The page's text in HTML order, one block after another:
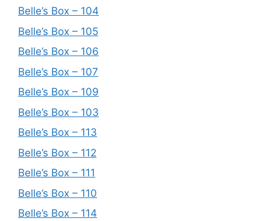
Belle’s Box – 104
Belle’s Box – 105
Belle’s Box – 106
Belle’s Box – 107
Belle’s Box – 109
Belle’s Box – 103
Belle’s Box – 113
Belle’s Box – 112
Belle’s Box – 111
Belle’s Box – 110
Belle’s Box – 114